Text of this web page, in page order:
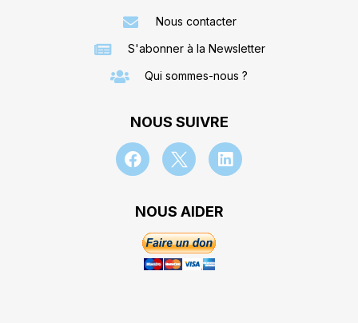
Nous contacter
S'abonner à la Newsletter
Qui sommes-nous ?
NOUS SUIVRE
NOUS AIDER